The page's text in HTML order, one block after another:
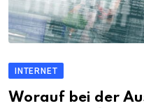
INTERNET
Worauf bei der